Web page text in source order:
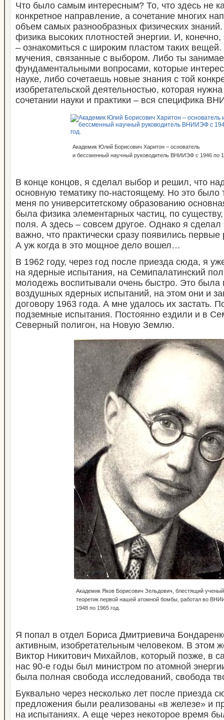
Что было самым интересным? То, что здесь не
конкретное направление, а сочетание многих
объем самых разнообразных физических
физика высоких плотностей энергии. И,
– ознакомиться с широким пластом таких
мучения, связанные с выбором. Либо ты
фундаментальными вопросами, которые
науке, либо сочетаешь новые знания с той
изобретательской деятельностью, которая
сочетании науки и практики – вся специфика
Академик Юлий Борисович Харитон – основатель
и бессменный научный руководитель ВНИИЭФ с 1946 по
В конце концов, я сделал выбор и решил, что
основную тематику по-настоящему. Но это было
меня по университетскому образованию
была физика элементарных частиц, по
поля. А здесь – совсем другое. Однако я
важно, что практически сразу появились первые
А уж когда в это мощное дело вошел…
В 1962 году, через год после приезда сюда, я
на ядерные испытания, на Семипалатинский
молодежь воспитывали очень быстро. Это была
воздушных ядерных испытаний, на этом они и
договору 1963 года. А мне удалось их застать.
подземные испытания. Постоянно ездили и в
Северный полигон, на Новую Землю.
Академик Яков Борисович Зельдович, блестящий
теоретик первой нашей атомной бомбы, работал во
1948 по 1965 год.
Я попал в отдел Бориса Дмитриевича
активным, изобретательным человеком. В этом
Виктор Никитович Михайлов, который позже, в
нас 90-е годы был министром по атомной
была полная свобода исследований, свобода
Буквально через несколько лет после приезда
предложения были реализованы «в железе» и
на испытаниях. А еще через некоторое время